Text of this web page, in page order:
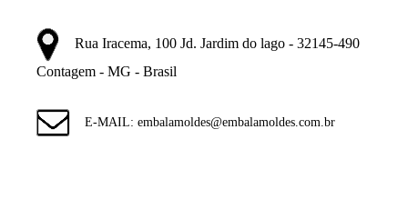
Rua Iracema, 100 Jd. Jardim do lago - 32145-490
Contagem - MG - Brasil
E-MAIL: embalamoldes@embalamoldes.com.br